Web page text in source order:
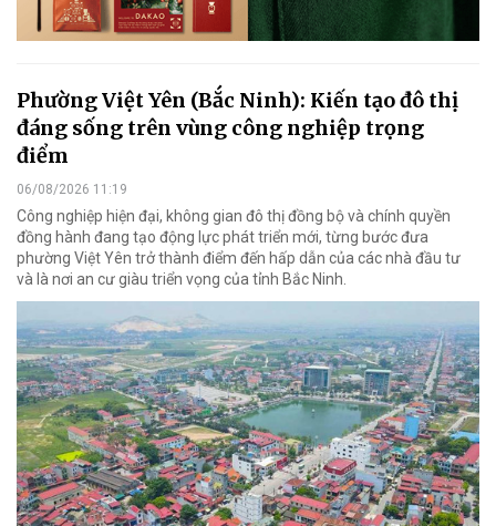
Phường Việt Yên (Bắc Ninh): Kiến tạo đô thị
đáng sống trên vùng công nghiệp trọng
điểm
06/08/2026 11:19
Công nghiệp hiện đại, không gian đô thị đồng bộ và chính quyền
đồng hành đang tạo động lực phát triển mới, từng bước đưa
phường Việt Yên trở thành điểm đến hấp dẫn của các nhà đầu tư
và là nơi an cư giàu triển vọng của tỉnh Bắc Ninh.